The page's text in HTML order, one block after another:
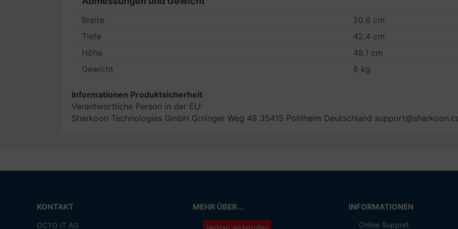
Breite
20.6 cm
Tiefe
42.4 cm
Höhe
48.1 cm
Gewicht
6 kg
Informationen Produktsicherheit
Verantwortliche Person in der EU:
Sharkoon Technologies GmbH Grninger Weg 48 35415 Pohlheim Deutschland
KONTAKT
OCTO IT AG
MEHR ÜBER... INFORMATIONEN
Online Support